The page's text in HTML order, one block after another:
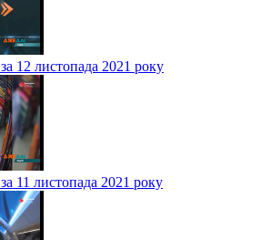
12 листопада 2021 року
11 листопада 2021 року